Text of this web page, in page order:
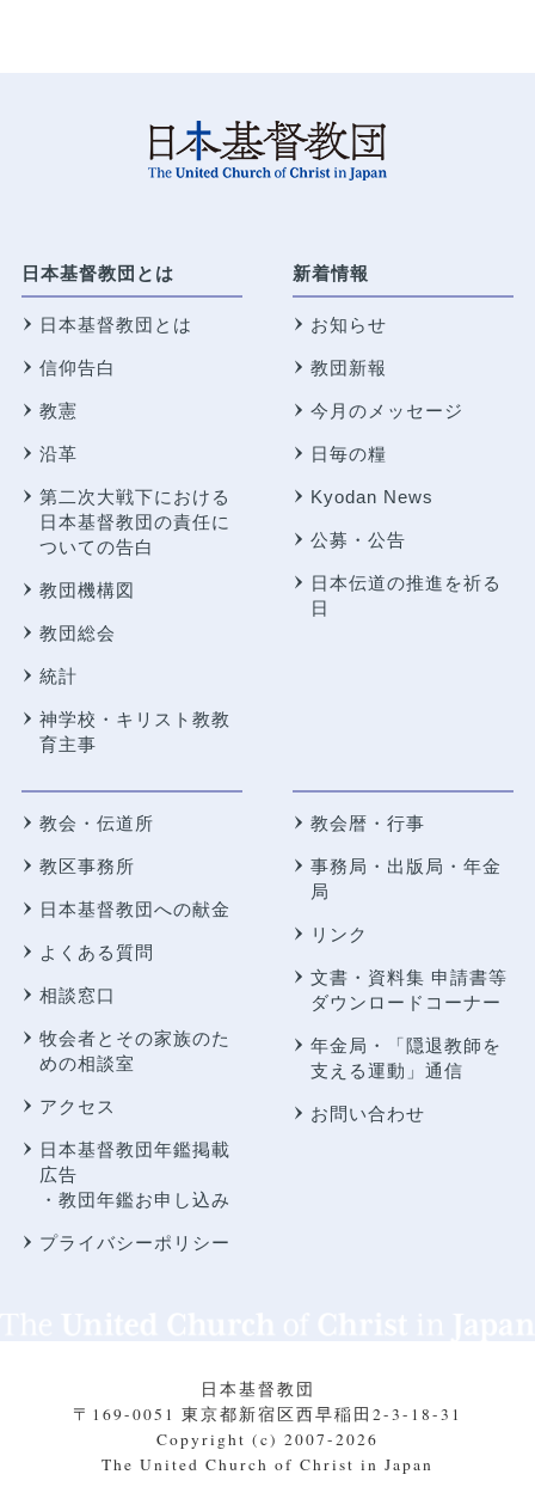
日本基督教団とは
日本基督教団とは
信仰告白
教憲
沿革
第二次大戦下における
日本基督教団の責任に
ついての告白
教団機構図
教団総会
統計
神学校・キリスト教教
育主事
新着情報
お知らせ
教団新報
今月のメッセージ
日毎の糧
Kyodan News
公募・公告
日本伝道の推進を祈る
日
教会・伝道所
教区事務所
日本基督教団への献金
よくある質問
相談窓口
牧会者とその家族のた
めの相談室
アクセス
日本基督教団年鑑掲載
広告
・教団年鑑お申し込み
プライバシーポリシー
教会暦・行事
事務局・出版局・年金
局
リンク
文書・資料集 申請書等
ダウンロードコーナー
年金局・
「隠退教師を
支える運動」通信
お問い合わせ
日本基督教団
〒169-0051 東京都新宿区西早稲田2-3-18-31
Copyright (c) 2007-2026
The United Church of Christ in Japan